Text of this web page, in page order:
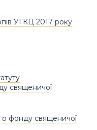
УГКЦ 2017 року
священичої
фонду священичої